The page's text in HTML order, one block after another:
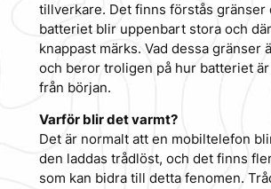
tillverkare. Det finns förstås gränser
batteriet blir uppenbart stora och
knappast märks. Vad dessa gränser
och beror troligen på hur batteriet
från början.
Varför blir det varmt?
Det är normalt att en mobiltelefon
den laddas trådlöst, och det finns
som kan bidra till detta fenomen.